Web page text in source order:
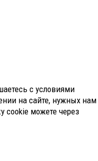
с условиями
на сайте, нужных нам
cookie можете через